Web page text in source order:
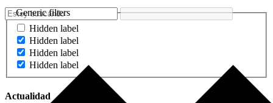
Generic filters
Hidden label
Hidden label
Hidden label
Hidden label
Actualidad